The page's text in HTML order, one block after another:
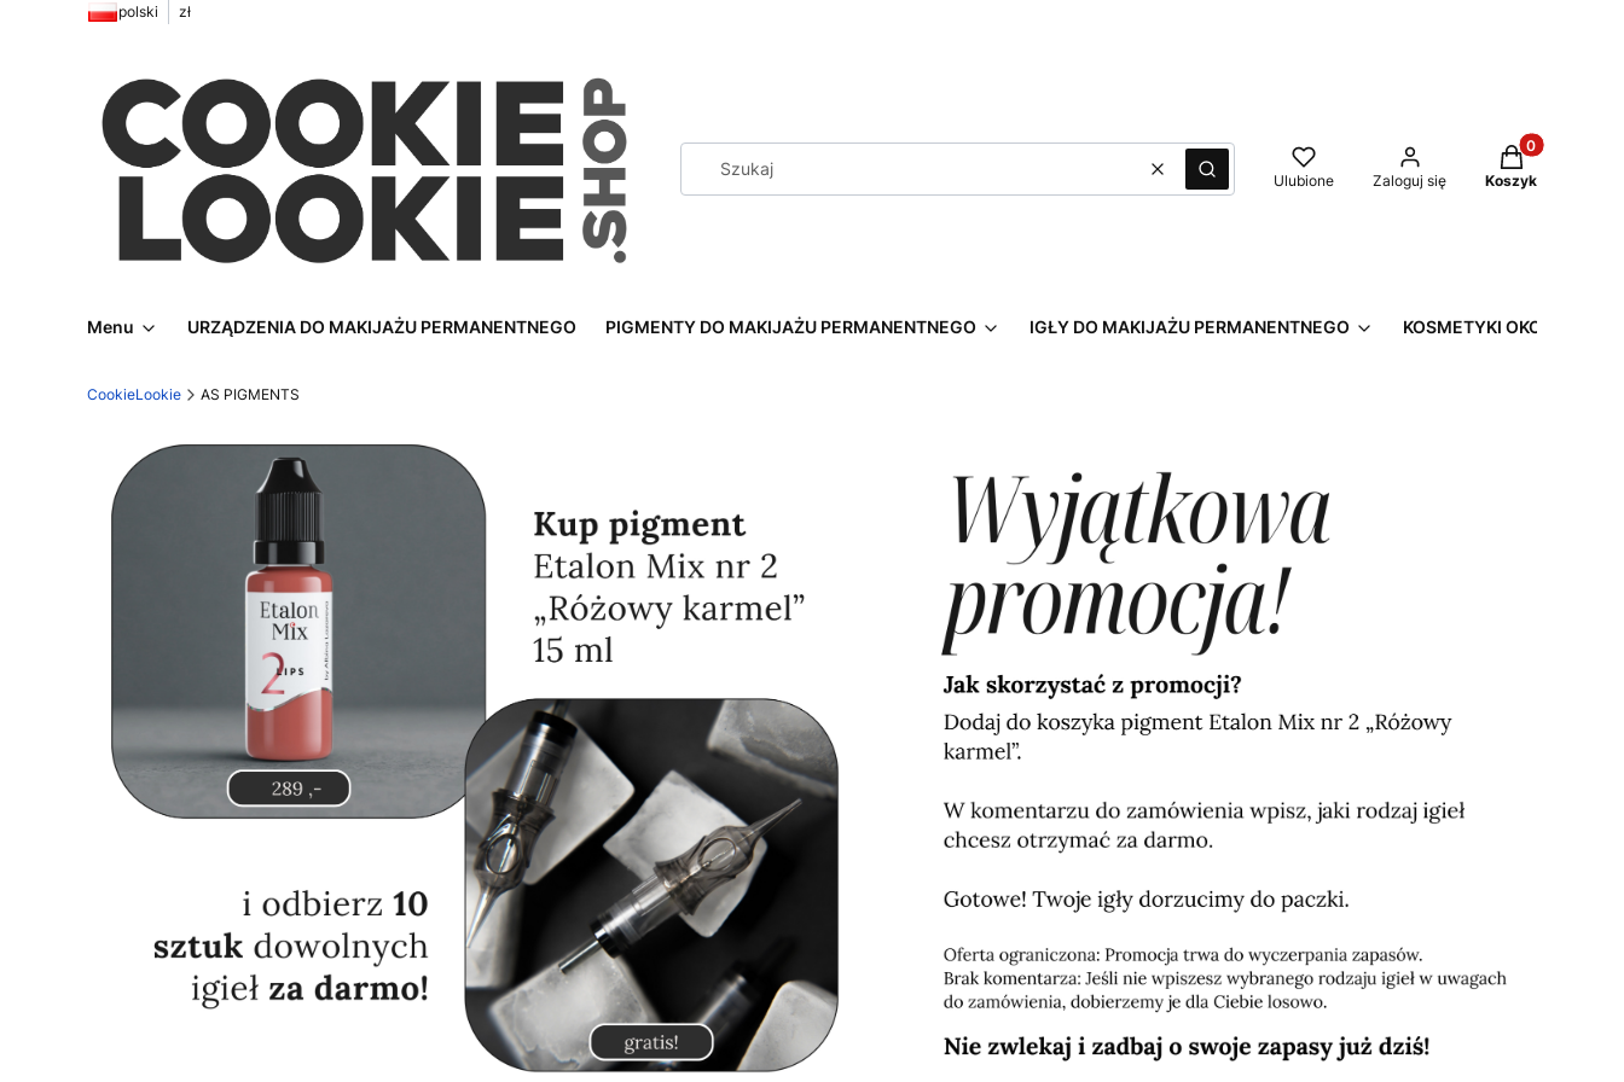
polski zł
WyczyśćSzukaj Ulubione Zaloguj się
Produkty w
Koszyk
Menu URZĄDZENIA DO MAKIJAŻU PERMANENTNEGO PIGMENTY DO MAKIJAŻU PERMANENTNEGO IGŁY DO MAKIJAŻU PERMANENTNEGO KOSMETYKI
CookieLookie AS PIGMENTS